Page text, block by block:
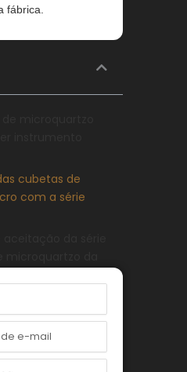
fábrica.
cubetas de
com a série
cubetas de
Fisher